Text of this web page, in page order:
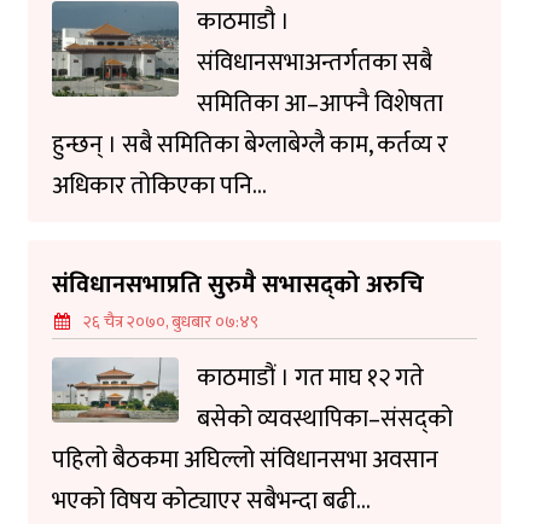
काठमाडौ ।
संविधानसभाअन्तर्गतका सबै
समितिका आ–आफ्नै विशेषता
हुन्छन् । सबै समितिका बेग्लाबेग्लै काम, कर्तव्य र
अधिकार तोकिएका पनि...
संविधानसभाप्रति सुरुमै सभासद्को अरुचि
२६ चैत्र २०७०, बुधबार ०७:४९
काठमाडौं । गत माघ १२ गते
बसेको व्यवस्थापिका–संसद्को
पहिलो बैठकमा अघिल्लो संविधानसभा अवसान
भएको विषय कोट्याएर सबैभन्दा बढी...